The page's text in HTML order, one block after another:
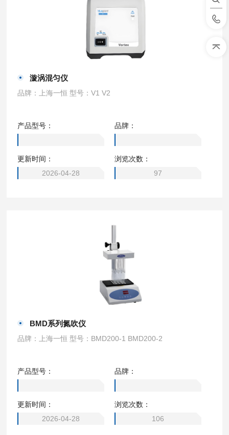
漩涡混匀仪
品牌：上海一恒 型号：V1 V2
产品型号： 品牌：
更新时间：
2026-04-28
浏览次数：
97
BMD系列氮吹仪
品牌：上海一恒 型号：BMD200-1 BMD200-2
产品型号： 品牌：
更新时间：
2026-04-28
浏览次数：
106